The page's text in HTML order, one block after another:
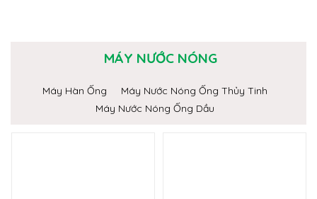
MÁY NƯỚC NÓNG
Máy Hàn Ống
Máy Nước Nóng Ống Thủy Tinh
Máy Nước Nóng Ống Dầu